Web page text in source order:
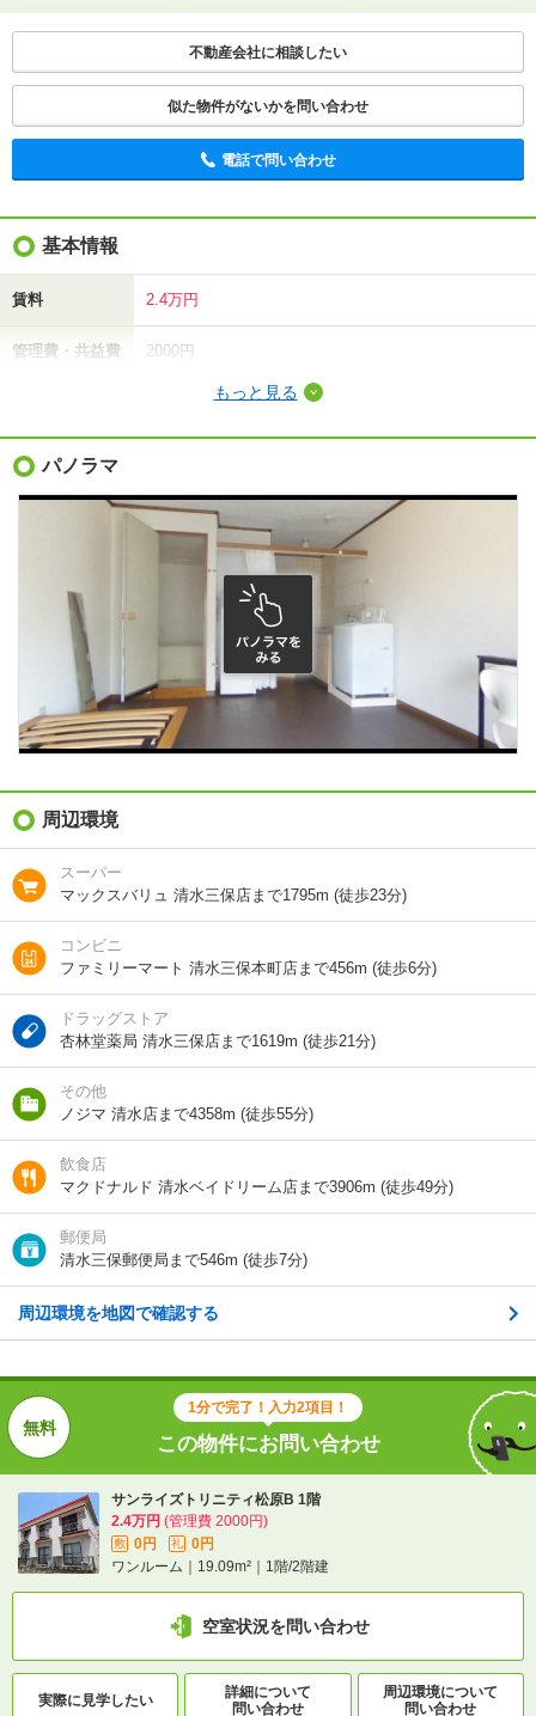
不動産会社に相談したい
似た物件がないかを問い合わせ
電話で問い合わせ
基本情報
賃料 2.4万円
管理費・共益費 2000円
礼金（敷引・償
却金）
ワンルーム/ 19.09m²
種別 / 構造 アパート / 木造
築年 / 築年月 築40年/ 1987年5月
階建 1階/2階建
総戸数 6戸
向き
地図を見る
交通
静岡鉄道静岡清水線/新清水駅 バス22分 (バス停)三保
6分
しずてつバス/三保本町 歩6分
1分で完了！入力2項目！
この物件にお問い合わせ
2.4万円 (管理費 2000円)
ワンルーム｜19.09m²｜1階/2階建
実際に
詳細について
問い合わせ
間取り・設備を
問い合わせ
不動産会社に相談したい
電話で問い合わせ
もっと見る
パノラマ
周辺環境
スーパー
マックスバリュ 清水三保店まで1795m (徒歩23分)
コンビニ
ファミリーマート 清水三保本町店まで456m (徒歩6分)
ドラッグストア
杏林堂薬局 清水三保店まで1619m (徒歩21分)
その他
ノジマ 清水店まで4358m (徒歩55分)
飲食店
マクドナルド 清水ベイドリーム店まで3906m (徒歩49分)
郵便局
清水三保郵便局まで546m (徒歩7分)
周辺環境を地図で確認する
1分で完了！入力2項目！
この物件にお問い合わせ
サンライズトリニティ松原B 1階
2.4万円 (管理費 2000円)
敷 0円 礼
0円
ワンルーム｜19.09m²｜1階/2階建
空室状況を問い合わせ
実際に見学したい
詳細について
問い合わせ
周辺環境について
問い合わせ